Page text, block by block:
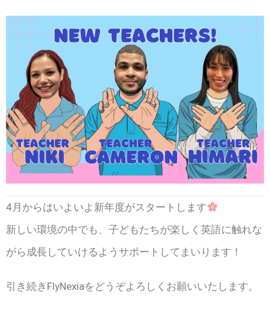
4月からはいよいよ新年度がスタートします
新しい環境の中でも、子どもたちが楽しく英語に触れな
がら成長していけるようサポートしてまいります！
引き続きFlyNexiaをどうぞよろしくお願いいたします。